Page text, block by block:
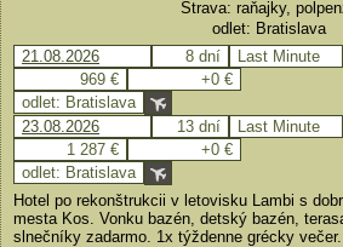
Strava: raňajky,
odlet: Bratislava
21.08.2026
8 dní
Last Minute
969 €
+0 €
odlet: Bratislava
23.08.2026
13 dní
Last Minute
1 287 €
+0 €
odlet: Bratislava
Hotel po rekonštrukcii v letovisku Lambi s
mesta Kos. Vonku bazén, detský bazén,
slnečníky zadarmo. 1x týždenne grécky večer.